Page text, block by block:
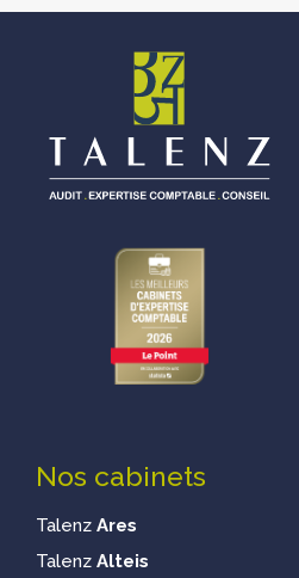
Nos cabinets
Talenz Ares
Talenz Alteis